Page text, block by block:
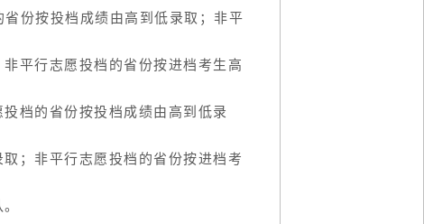
份按投档成绩由高到低录取；非平
平行志愿投档的省份按进档考生高
档的省份按投档成绩由高到低录
；非平行志愿投档的省份按进档考